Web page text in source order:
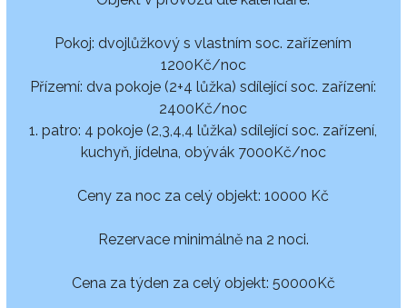
Pokoj: dvojlůžkový s vlastním soc. zařízením
1200Kč/noc
Přízemí: dva pokoje (2+4 lůžka) sdílející soc. zařízení:
2400Kč/noc
1. patro: 4 pokoje (2,3,4,4 lůžka) sdílející soc. zařízení,
kuchyň, jídelna, obývák 7000Kč/noc
Ceny za noc za celý objekt: 10000 Kč
Rezervace minimálně na 2 noci.
Cena za týden za celý objekt: 50000Kč